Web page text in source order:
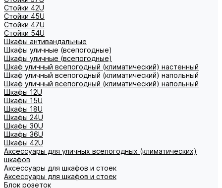
Стойки 42U
Стойки 45U
Стойки 47U
Стойки 54U
Шкафы антивандальные
Шкафы уличные (всепогодные)
Шкафы уличные (всепогодные)
Шкаф уличный всепогодный (климатический) настенный
Шкаф уличный всепогодный (климатический) напольный
Шкаф уличный всепогодный (климатический) напольный
Шкафы 12U
Шкафы 15U
Шкафы 18U
Шкафы 24U
Шкафы 30U
Шкафы 36U
Шкафы 42U
Аксессуары для уличных всепогодных (климатических)
шкафов
Аксессуары для шкафов и стоек
Аксессуары для шкафов и стоек
Блок розеток